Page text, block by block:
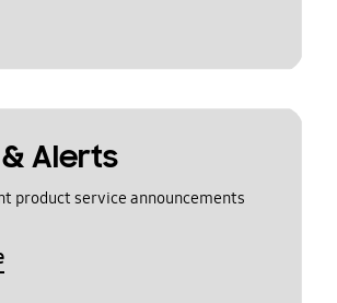
Alerts
product service announcements